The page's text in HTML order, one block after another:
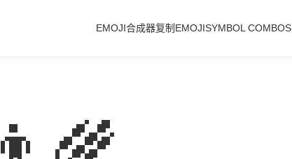
EMOJI合成器复制EMOJISYMBOL COMBOS